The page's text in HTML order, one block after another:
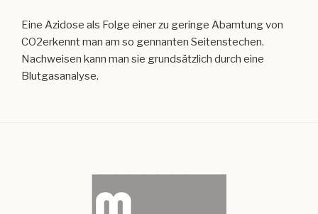
Eine Azidose als Folge einer zu geringe Abamtung von
CO2erkennt man am so gennanten Seitenstechen.
Nachweisen kann man sie grundsätzlich durch eine
Blutgasanalyse.